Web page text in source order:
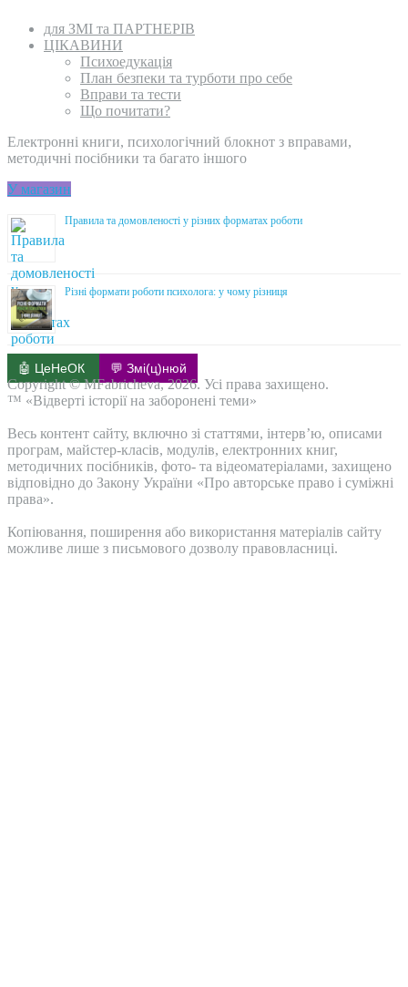
для ЗМІ та ПАРТНЕРІВ
ЦІКАВИНИ
Психоедукація
План безпеки та турботи про себе
Вправи та тести
Що почитати?
Електронні книги, психологічний блокнот з вправами,
методичні посібники та багато іншого
У магазин
Правила та домовленості у різних форматах роботи
Різні формати роботи психолога: у чому різниця
🤖 ЦеНеОК 💬 Змі(ц)нюй
Copyright © MFabricheva, 2026. Усі права захищено.
™ «Відверті історії на заборонені теми»
Весь контент сайту, включно зі статтями, інтерв’ю, описами
програм, майстер-класів, модулів, електронних книг,
методичних посібників, фото- та відеоматеріалами, захищено
відповідно до Закону України «Про авторське право і суміжні
права».
Копіювання, поширення або використання матеріалів сайту
можливе лише з письмового дозволу правовласниці.